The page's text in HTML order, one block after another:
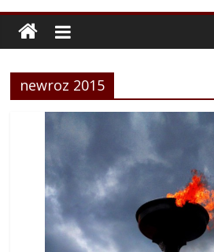
newroz 2015